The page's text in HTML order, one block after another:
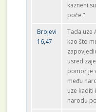
kazneni
poče."
Brojevi
16,47
Tada uze
kao što
usred
pomor je
među
uze kaditi
narodu